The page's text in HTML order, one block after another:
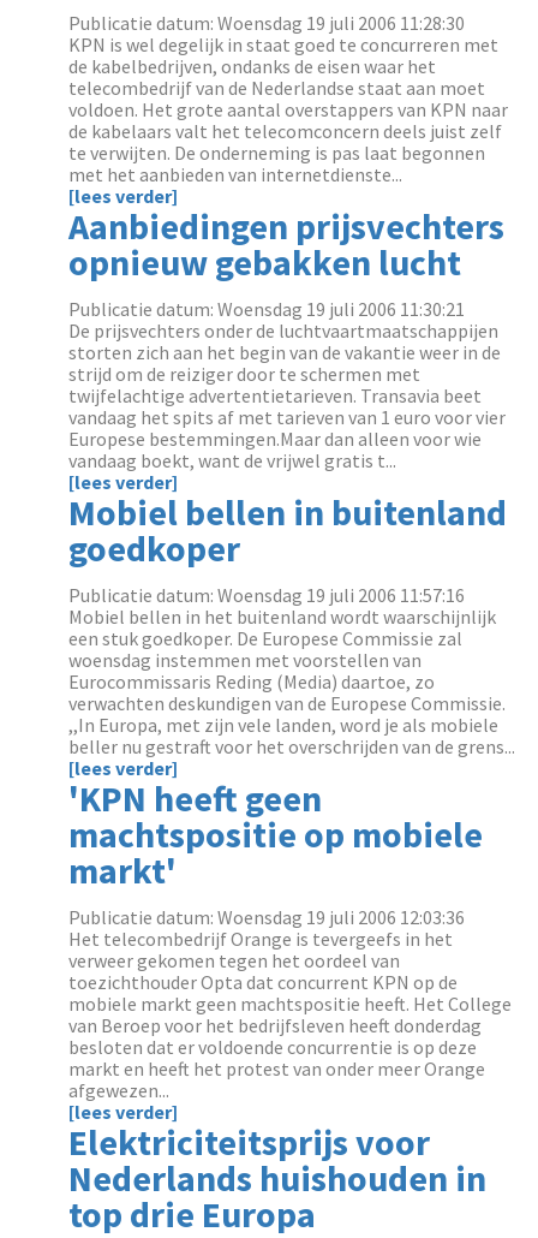
Publicatie datum: Woensdag 19 juli 2006 11:28:30
KPN is wel degelijk in staat goed te concurreren met
de kabelbedrijven, ondanks de eisen waar het
telecombedrijf van de Nederlandse staat aan moet
voldoen. Het grote aantal overstappers van KPN naar
de kabelaars valt het telecomconcern deels juist zelf
te verwijten. De onderneming is pas laat begonnen
met het aanbieden van internetdienste...
[lees verder]
Aanbiedingen prijsvechters
opnieuw gebakken lucht
Publicatie datum: Woensdag 19 juli 2006 11:30:21
De prijsvechters onder de luchtvaartmaatschappijen
storten zich aan het begin van de vakantie weer in de
strijd om de reiziger door te schermen met
twijfelachtige advertentietarieven. Transavia beet
vandaag het spits af met tarieven van 1 euro voor vier
Europese bestemmingen.Maar dan alleen voor wie
vandaag boekt, want de vrijwel gratis t...
[lees verder]
Mobiel bellen in buitenland
goedkoper
Publicatie datum: Woensdag 19 juli 2006 11:57:16
Mobiel bellen in het buitenland wordt waarschijnlijk
een stuk goedkoper. De Europese Commissie zal
woensdag instemmen met voorstellen van
Eurocommissaris Reding (Media) daartoe, zo
verwachten deskundigen van de Europese Commissie.
,,In Europa, met zijn vele landen, word je als mobiele
beller nu gestraft voor het overschrijden van de grens...
[lees verder]
'KPN heeft geen
machtspositie op mobiele
markt'
Publicatie datum: Woensdag 19 juli 2006 12:03:36
Het telecombedrijf Orange is tevergeefs in het
verweer gekomen tegen het oordeel van
toezichthouder Opta dat concurrent KPN op de
mobiele markt geen machtspositie heeft. Het College
van Beroep voor het bedrijfsleven heeft donderdag
besloten dat er voldoende concurrentie is op deze
markt en heeft het protest van onder meer Orange
afgewezen...
[lees verder]
Elektriciteitsprijs voor
Nederlands huishouden in
top drie Europa